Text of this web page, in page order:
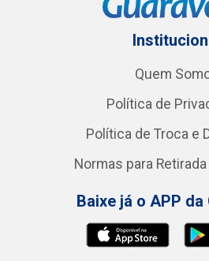
Quem
Política de
Política de Troca e
Normas para
Baixe já o APP da